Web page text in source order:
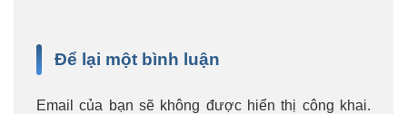
Để lại một bình luận
Email của bạn sẽ không được hiển thị công khai.